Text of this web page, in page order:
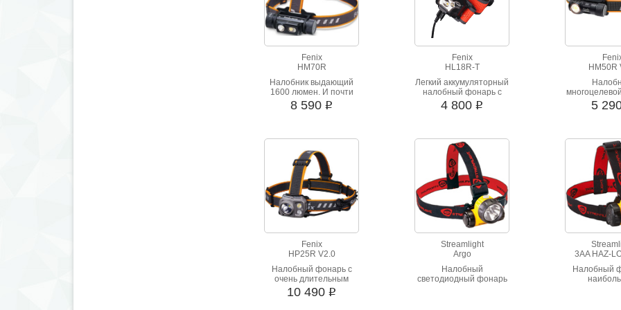
Fenix
HM70R
Налобник выдающий
1600 люмен. И почти
200 метров света.
Заряжается от USB
8 590 i
Fenix
HL18R-T
Легкий аккумуляторный
налобный фонарь с
возможностью работы
от батареек
4 800 i
HM50R
от
5
Fenix
HP25R V2.0
Налобный фонарь с
очень длительным
временем работы и
несколькими
10 490 i
Streamlight
Argo
Налобный
светодиодный фонарь
3AA HAZ-
Налобный